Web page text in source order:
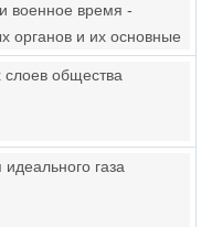
военное время -
органов и их основные
общества
газа